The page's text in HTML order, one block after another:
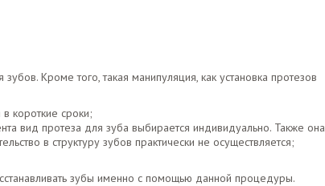
Кроме того, такая манипуляция, как установка протезов
короткие сроки;
вид протеза для зуба выбирается индивидуально. Также она
в структуру зубов практически не осуществляется;
зубы именно с помощью данной процедуры.